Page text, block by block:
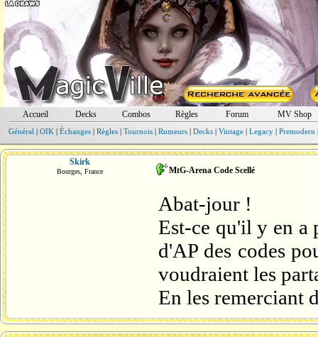
Accueil Decks Combos Règles Forum MV Shop
Général | OIK | Échanges| Règles| Tournois| Rumeurs| Decks| Vintage| Legacy| Premodern
Skirk
Bourges, France MtG-Arena Code Scellé
Abat-jour !
Est-ce qu'il y en a
d'AP des codes
voudraient les
En les remerciant